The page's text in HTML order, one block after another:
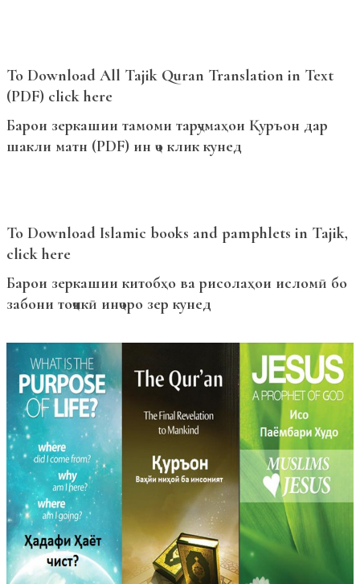
To Download All Tajik Quran Translation in Text
(PDF) click here
Барои зеркашии тамоми тарҷумаҳои Қуръон дар
шакли матн (PDF) ин ҷо клик кунед
To Download Islamic books and pamphlets in Tajik,
click here
Барои зеркашии китобҳо ва рисолаҳои исломӣ бо
забони тоҷикӣ инҷоро зер кунед